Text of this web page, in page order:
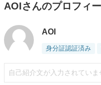
AOIさんのプロフィ
AOI
身分証認証済み
自己紹介文が入力されていま